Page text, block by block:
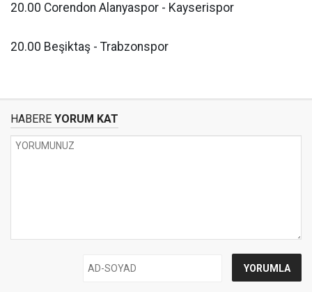
20.00 Corendon Alanyaspor - Kayserispor
20.00 Beşiktaş - Trabzonspor
HABERE YORUM KAT